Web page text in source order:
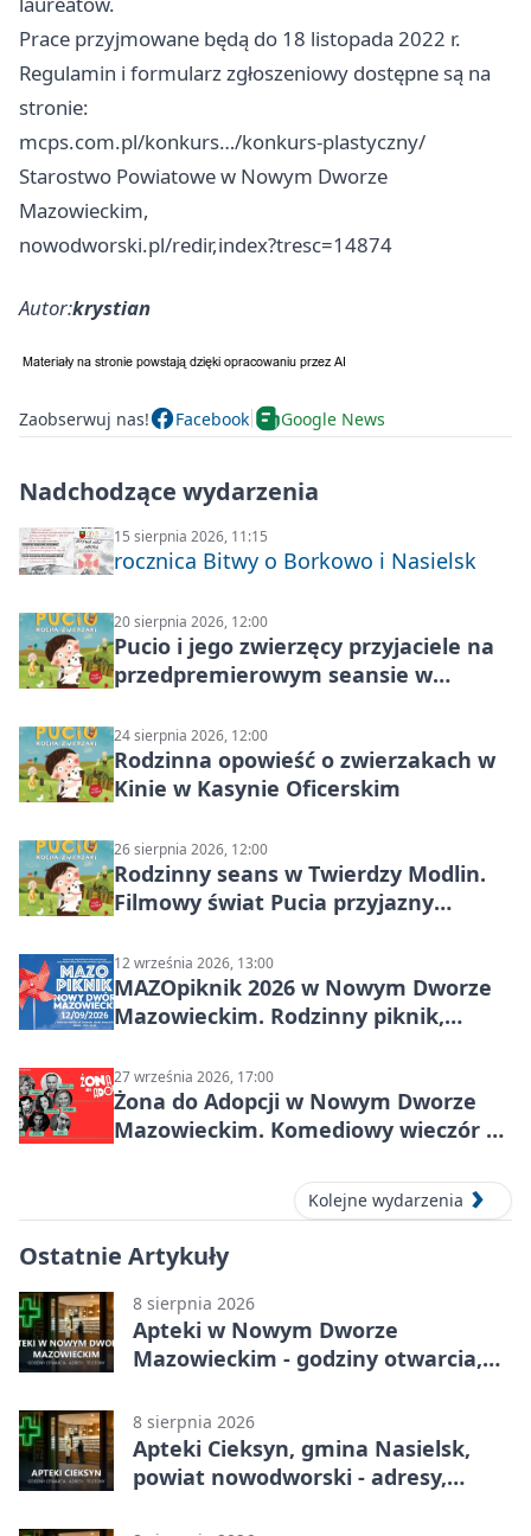
Prace przyjmowane będą do 18 listopada 2022 r.
Regulamin i formularz zgłoszeniowy dostępne są na
stronie:
mcps.com.pl/konkurs…/konkurs-plastyczny/
Starostwo Powiatowe w Nowym Dworze
Mazowieckim,
nowodworski.pl/redir,index?tresc=14874
Autor:krystian
Zaobserwuj nas! Facebook Google News
Nadchodzące wydarzenia
15 sierpnia 2026, 11:15
rocznica Bitwy o Borkowo i Nasielsk
20 sierpnia 2026, 12:00
Pucio i jego zwierzęcy przyjaciele na
przedpremierowym seansie w
24 sierpnia 2026, 12:00
Rodzinna opowieść o zwierzakach w
Kinie w Kasynie Oficerskim
26 sierpnia 2026, 12:00
Rodzinny seans w Twierdzy Modlin.
Filmowy świat Pucia przyjazny
12 września 2026, 13:00
MAZOpiknik 2026 w Nowym Dworze
Mazowieckim. Rodzinny piknik,
27 września 2026, 17:00
Żona do Adopcji w Nowym Dworze
Mazowieckim. Komediowy wieczór w
Kolejne wydarzenia
Ostatnie Artykuły
8 sierpnia 2026
Apteki w Nowym Dworze
Mazowieckim - godziny otwarcia,
8 sierpnia 2026
Apteki Cieksyn, gmina Nasielsk,
powiat nowodworski - adresy,